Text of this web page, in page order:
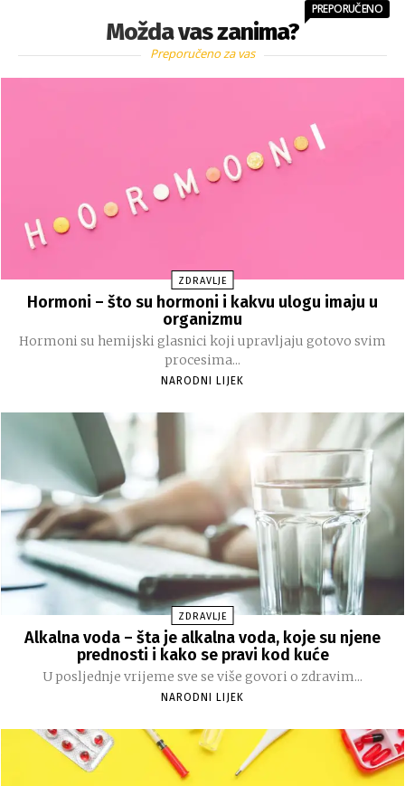
Možda vas zanima?
PREPORUČENO
Preporučeno za vas
ZDRAVLJE
Hormoni – što su hormoni i kakvu ulogu imaju u
organizmu
Hormoni su hemijski glasnici koji upravljaju gotovo svim
procesima...
NARODNI LIJEK
ZDRAVLJE
Alkalna voda – šta je alkalna voda, koje su njene
prednosti i kako se pravi kod kuće
U posljednje vrijeme sve se više govori o zdravim...
NARODNI LIJEK